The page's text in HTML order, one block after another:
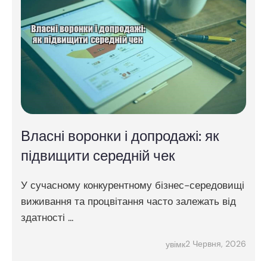
Власні воронки і допродажі: як
підвищити середній чек
У сучасному конкурентному бізнес-середовищі
виживання та процвітання часто залежать від
здатності ...
увімк2 Червня, 2026